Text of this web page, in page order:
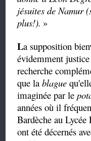
jésuites de Namur
plus!). »
La supposition
évidemment
recherche
que lablague
imaginée par le
années où il
Bardèche au
ont été décernés